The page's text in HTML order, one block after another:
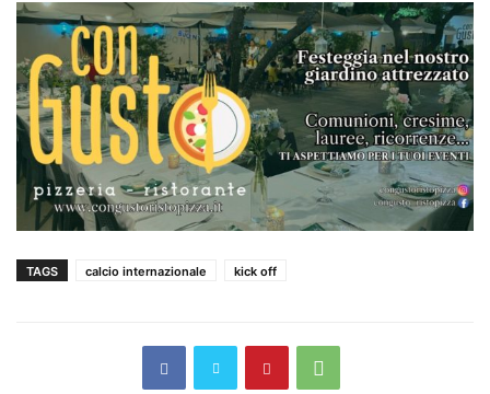
TAGS calcio internazionale kick off